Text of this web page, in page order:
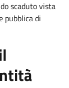
scaduto vista
pubblica di